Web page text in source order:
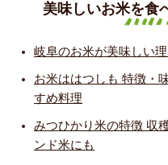
美味しいお米を食
岐阜のお米が美味しい
お米ははつしも 特徴・
すめ料理
みつひかり米の特徴 収
ンド米にも